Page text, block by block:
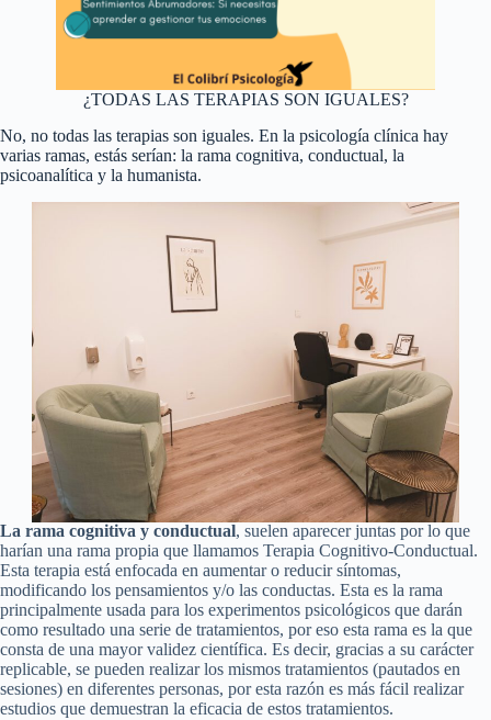
¿TODAS LAS TERAPIAS SON IGUALES?
No, no todas las terapias son iguales. En la psicología clínica hay
varias ramas, estás serían: la rama cognitiva, conductual, la
psicoanalítica y la humanista.
La rama cognitiva y conductual, suelen aparecer juntas por lo que
harían una rama propia que llamamos Terapia Cognitivo-Conductual.
Esta terapia está enfocada en aumentar o reducir síntomas,
modificando los pensamientos y/o las conductas. Esta es la rama
principalmente usada para los experimentos psicológicos que darán
como resultado una serie de tratamientos, por eso esta rama es la que
consta de una mayor validez científica. Es decir, gracias a su carácter
replicable, se pueden realizar los mismos tratamientos (pautados en
sesiones) en diferentes personas, por esta razón es más fácil realizar
estudios que demuestran la eficacia de estos tratamientos.